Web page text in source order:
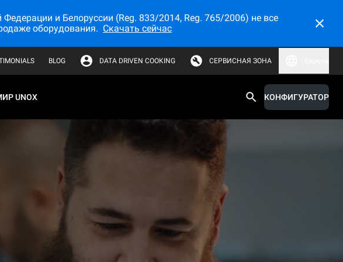
и Белоруссии (Reg. 833/2014, Reg. 765/2006) не все
оборудования. Скачать сейчас
BLOG DATA DRIVEN COOKING СЕРВИСНАЯ ЗОНА
UNOX КОНФИГУРАТОР